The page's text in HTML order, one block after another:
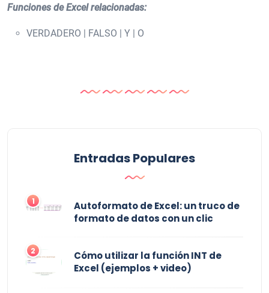
Funciones de Excel relacionadas:
VERDADERO | FALSO | Y | O
Entradas Populares
1
Autoformato de Excel: un truco de
formato de datos con un clic
2
Cómo utilizar la función INT de
Excel (ejemplos + video)